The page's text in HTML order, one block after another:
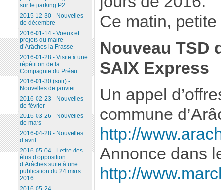
Ce matin, petite
Nouveau TSD
SAIX Express
Un appel
commune
http://
Annonce dans
http://
sur le parking P2
2015-12-30 - Nouvelles
de décembre
2016-01-14 - Voeux et
projets du maire
d’Arâches la Frasse.
2016-01-28 - Visite à une
répétition de la
Compagnie du Préau
2016-01-30 (soir) -
Nouvelles de janvier
2016-02-23 - Nouvelles
de février
2016-03-26 - Nouvelles
de mars
2016-04-28 - Nouvelles
d’avril
2016-05-04 - Lettre des
élus d’opposition
d’Arâches suite à une
publication du 24 mars
2016